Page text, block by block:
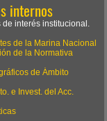
internos
interés institucional.
de la Marina Nacional
de la Normativa
de Ámbito
e Invest. del Acc.